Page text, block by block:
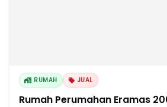
RUMAH JUAL
Rumah Perumahan Eramas 2000